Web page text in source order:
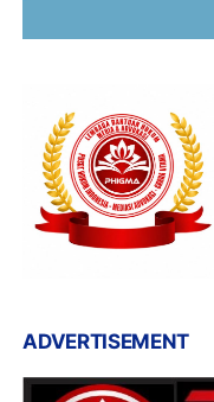
ADVERTISEMENT